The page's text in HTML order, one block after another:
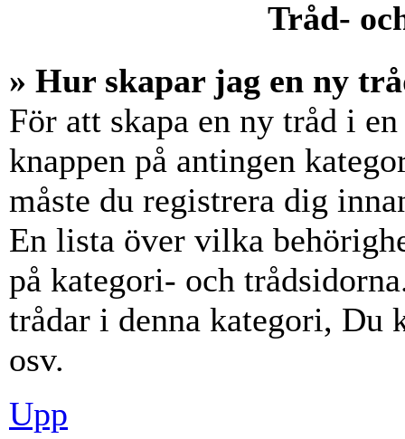
Tråd-
» Hur skapar jag en ny
För att skapa en ny tråd i
knappen på antingen
måste du registrera dig
En lista över vilka
på kategori- och
trådar i denna kategori, Du
osv.
Upp